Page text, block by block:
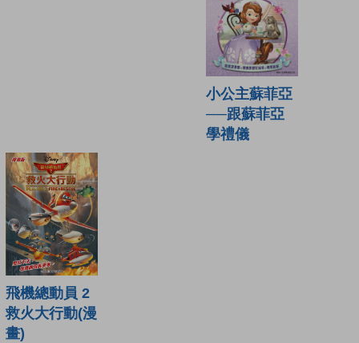
小公主蘇菲亞
──跟蘇菲亞
學禮儀
飛機總動員 2
救火大行動(漫
畫)